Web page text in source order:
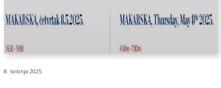
8. svibnja 2025.